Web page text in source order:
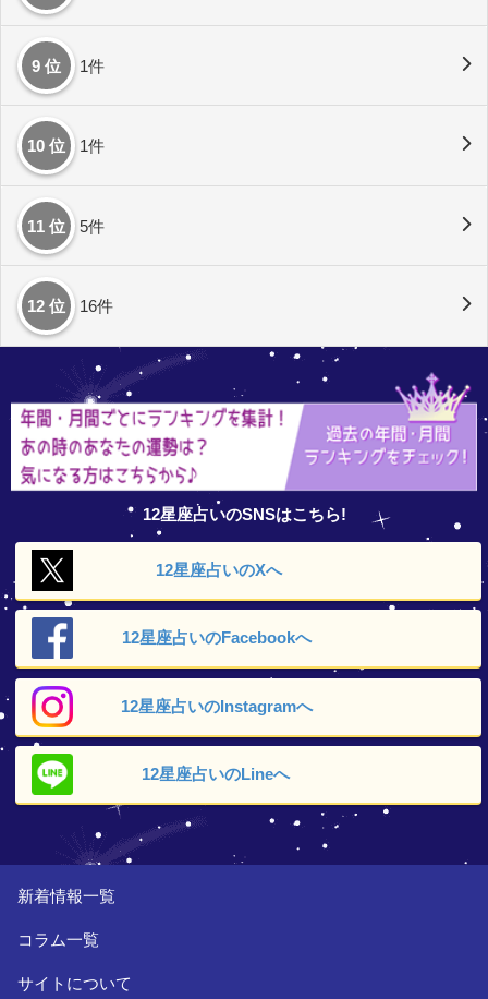
9 位 1件
10 位 1件
11 位 5件
12 位 16件
12星座占いのSNSはこちら!
12星座占いのXへ
12星座占いのFacebookへ
12星座占いのInstagramへ
12星座占いのLineへ
新着情報一覧
コラム一覧
サイトについて